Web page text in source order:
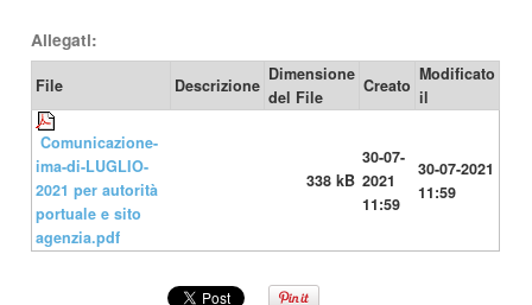
Allegati:
File Descrizione
Dimensione
del File
Creato
Modificato
il
Comunicazione-
ima-di-LUGLIO-
2021 per autorità
portuale e sito
agenzia.pdf
338 kB
30-07-
2021
11:59
30-07-2021
11:59